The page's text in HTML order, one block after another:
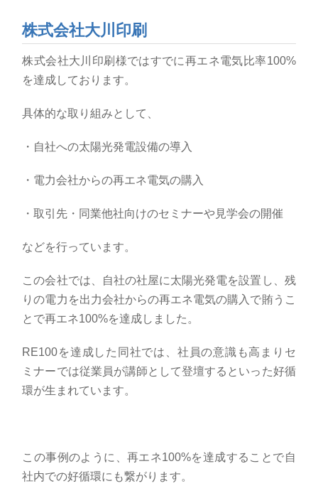
株式会社大川印刷
株式会社大川印刷様ではすでに再エネ電気比率100%
を達成しております。
具体的な取り組みとして、
・自社への太陽光発電設備の導入
・電力会社からの再エネ電気の購入
・取引先・同業他社向けのセミナーや見学会の開催
などを行っています。
この会社では、自社の社屋に太陽光発電を設置し、残
りの電力を出力会社からの再エネ電気の購入で賄うこ
とで再エネ100%を達成しました。
RE100を達成した同社では、社員の意識も高まりセ
ミナーでは従業員が講師として登壇するといった好循
環が生まれています。
この事例のように、再エネ100%を達成することで自
社内での好循環にも繋がります。